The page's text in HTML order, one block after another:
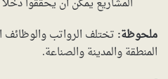
ملحوظة: تختلف الرواتب
المنطقة والمدينة والصناعة.